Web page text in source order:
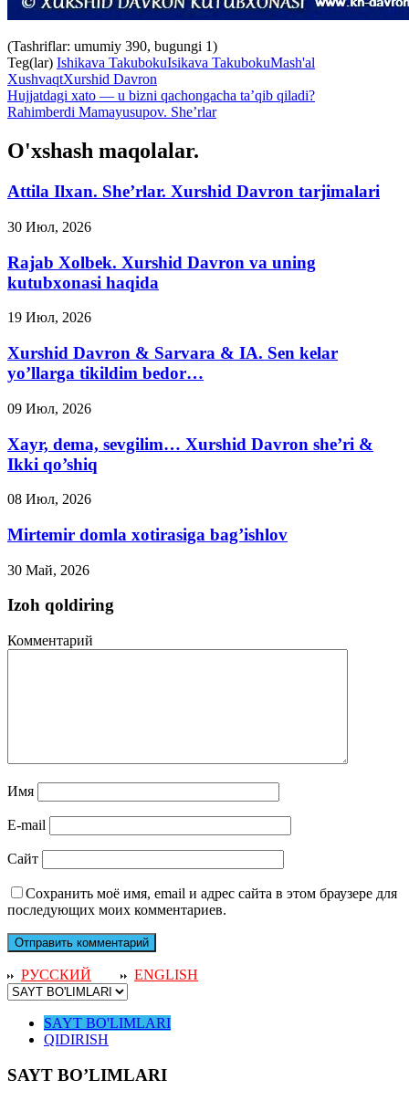
(Tashriflar: umumiy 390, bugungi 1)
Teg(lar) Ishikava TakubokuIsikava TakubokuMash'al
XushvaqtXurshid Davron
Hujjatdagi xato — u bizni qachongacha ta’qib qiladi?
Rahimberdi Mamayusupov. She’rlar
O'xshash maqolalar.
Attila Ilxan. She’rlar. Xurshid Davron tarjimalari
30 Июл, 2026
Rajab Xolbek. Xurshid Davron va uning
kutubxonasi haqida
19 Июл, 2026
Xurshid Davron & Sarvara & IA. Sen kelar
yo’llarga tikildim bedor…
09 Июл, 2026
Xayr, dema, sevgilim… Xurshid Davron she’ri &
Ikki qo’shiq
08 Июл, 2026
Mirtemir domla xotirasiga bag’ishlov
30 Май, 2026
Izoh qoldiring
Комментарий
Имя
E-mail
Сайт
Сохранить моё имя, email и адрес сайта в этом браузере для
последующих моих комментариев.
РУССКИЙ ENGLISH
SAYT BO'LIMLARI
QIDIRISH
SAYT BO’LIMLARI